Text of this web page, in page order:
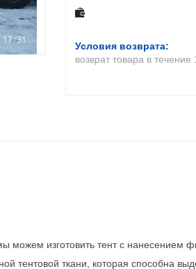
возврат товара в течение
изготовить тент с нанесением
тентовой ткани, которая способна